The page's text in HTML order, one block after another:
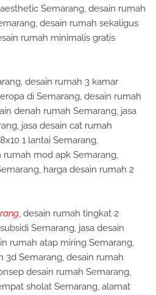
Semarang, desain rumah
desain rumah sekaligus
rumah minimalis gratis
desain rumah 3 kamar
di Semarang, desain rumah
denah rumah Semarang, jasa
jasa desain cat rumah
1 lantai Semarang,
mod apk Semarang,
harga desain rumah 2
, desain rumah tingkat 2
Semarang, jasa desain
rumah atap miring Semarang,
3d Semarang, desain rumah
desain rumah Semarang,
sholat Semarang, alamat